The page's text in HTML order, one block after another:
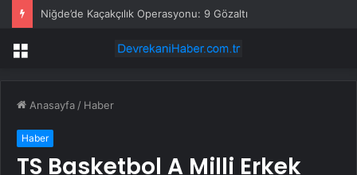
Niğde’de Kaçakçılık Operasyonu: 9 Gözaltı
Menü
Anasayfa / Haber
Haber
TS Basketbol A Milli Erkek